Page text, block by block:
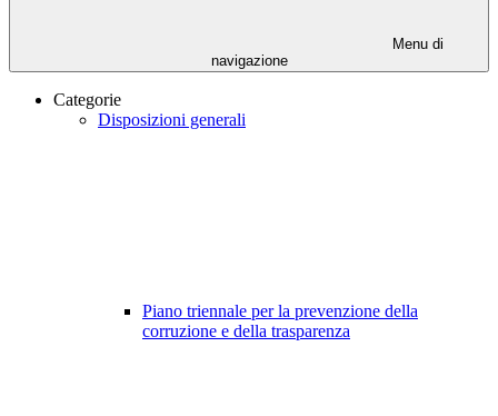
Menu di
navigazione
Categorie
Disposizioni generali
Piano triennale per la prevenzione della
corruzione e della trasparenza